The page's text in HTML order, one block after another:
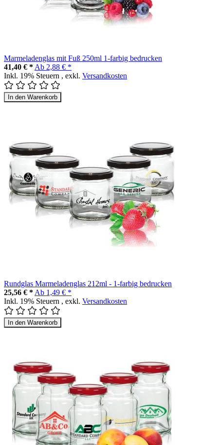
Marmeladenglas mit Fuß 250ml 1-farbig bedrucken
41,40 € * Ab 2,88 € *
Inkl. 19% Steuern , exkl. Versandkosten
In den Warenkorb
Rundglas Marmeladenglas 212ml - 1-farbig bedrucken
25,56 € * Ab 1,49 € *
Inkl. 19% Steuern , exkl. Versandkosten
In den Warenkorb